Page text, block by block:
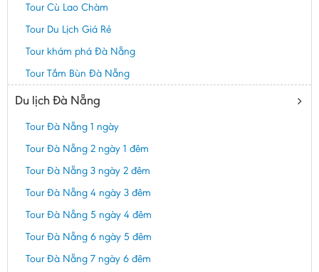
Tour Cù Lao Chàm
Tour Du Lịch Giá Rẻ
Tour khám phá Đà Nẵng
Tour Tắm Bùn Đà Nẵng
Du lịch Đà Nẵng
Tour Đà Nẵng 1 ngày
Tour Đà Nẵng 2 ngày 1 đêm
Tour Đà Nẵng 3 ngày 2 đêm
Tour Đà Nẵng 4 ngày 3 đêm
Tour Đà Nẵng 5 ngày 4 đêm
Tour Đà Nẵng 6 ngày 5 đêm
Tour Đà Nẵng 7 ngày 6 đêm